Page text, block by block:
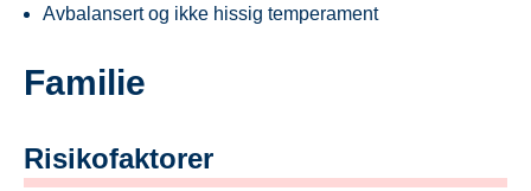
Avbalansert og ikke hissig temperament
Familie
Risikofaktorer